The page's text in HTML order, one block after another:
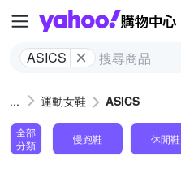
ASICS
運動女鞋 ASICS
全部
分類
慢跑鞋 休閒鞋